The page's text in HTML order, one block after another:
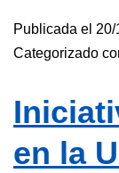
Publicada el 20/
Categorizado
en la